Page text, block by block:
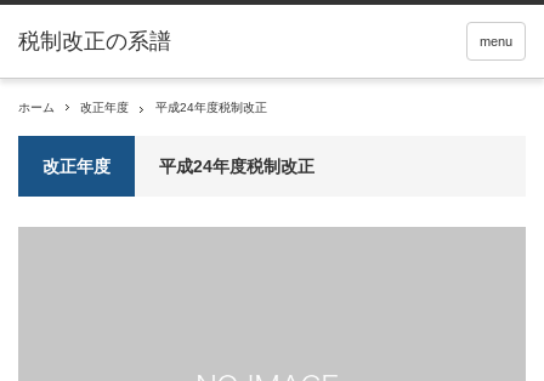
税制改正の系譜 menu
ホーム 改正年度 平成24年度税制改正
改正年度 平成24年度税制改正